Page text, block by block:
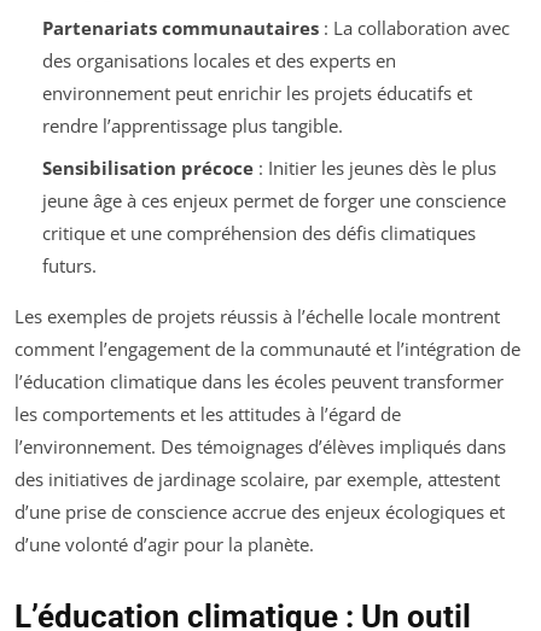
Partenariats communautaires: La collaboration avec
des organisations locales et des experts en
environnement peut enrichir les projets éducatifs et
rendre l’apprentissage plus tangible.
Sensibilisation précoce: Initier les jeunes dès le plus
jeune âge à ces enjeux permet de forger une conscience
critique et une compréhension des défis climatiques
futurs.
Les exemples de projets réussis à l’échelle locale montrent
comment l’engagement de la communauté et l’intégration de
l’éducation climatique dans les écoles peuvent transformer
les comportements et les attitudes à l’égard de
l’environnement. Des témoignages d’élèves impliqués dans
des initiatives de jardinage scolaire, par exemple, attestent
d’une prise de conscience accrue des enjeux écologiques et
d’une volonté d’agir pour la planète.
L’éducation climatique : Un outil